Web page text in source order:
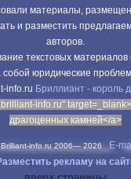
материалы,
и разместить
авторов.
текстовых материалов
собой юридические
info.ru Бриллиант - король
info.ru"
драгоценных камней</a>
info.ru 2006— 2026
E-
рекламу на